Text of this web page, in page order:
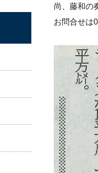
尚、藤和の
お問合せは